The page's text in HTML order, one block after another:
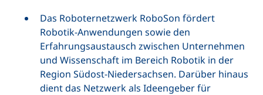
Das Roboternetzwerk RoboSon fördert
Robotik-Anwendungen sowie den
Erfahrungsaustausch zwischen Unternehmen
und Wissenschaft im Bereich Robotik in der
Region Südost-Niedersachsen. Darüber hinaus
dient das Netzwerk als Ideengeber für